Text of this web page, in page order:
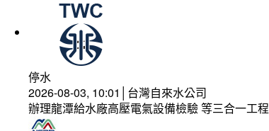
停水
2026-08-03, 10:01│台灣自來水公司
辦理龍潭給水廠高壓電氣設備檢驗 等三合一工程